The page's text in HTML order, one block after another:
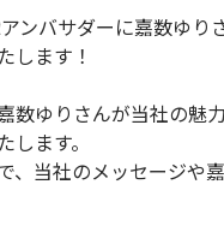
ンバサダーに嘉数ゆ
します！
数ゆりさんが当社の魅
します。
、当社のメッセージや